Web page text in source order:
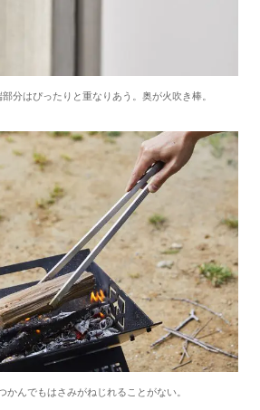
分はぴったりと重なりあう。奥が火吹き棒。
かんでもはさみがねじれることがない。